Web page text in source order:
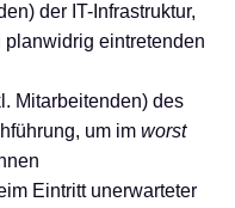
der IT-Infrastruktur,
eintretenden
Mitarbeitenden) des
um im worst
Eintritt unerwarteter